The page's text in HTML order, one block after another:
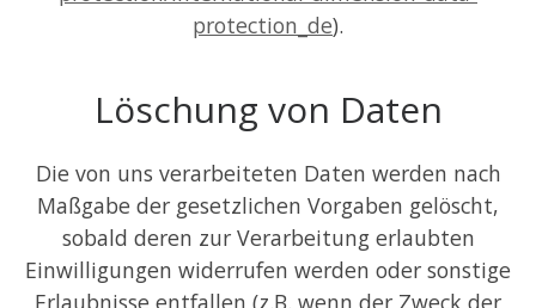
protection_de).
Löschung von Daten
Die von uns verarbeiteten Daten werden nach
Maßgabe der gesetzlichen Vorgaben gelöscht,
sobald deren zur Verarbeitung erlaubten
Einwilligungen widerrufen werden oder sonstige
Erlaubnisse entfallen (z.B. wenn der Zweck der